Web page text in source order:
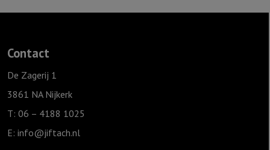
'Geloof,
Contact
De Zagerij 1
3861 NA Nijkerk
T: 06 – 4188 1025
E: info@jiftach.nl